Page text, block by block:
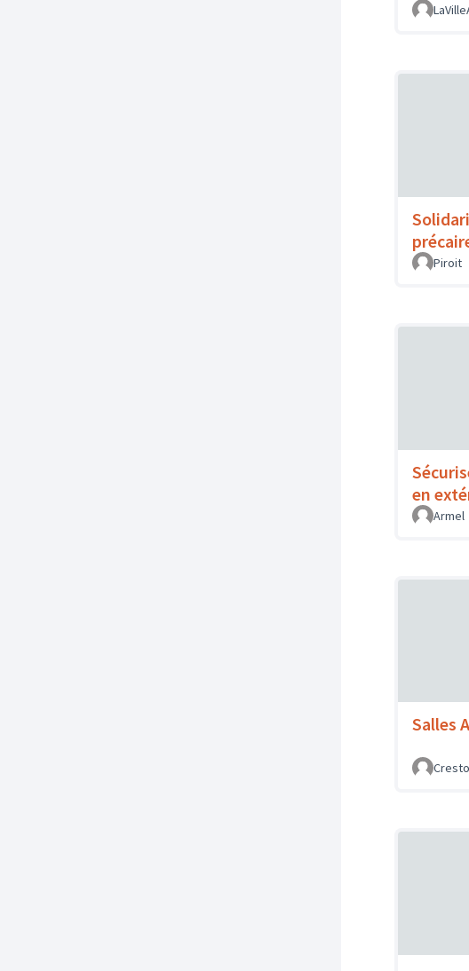
Piroit
en
Armel
Salles